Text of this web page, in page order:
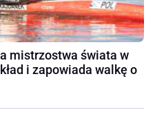
mistrzostwa świata w
i zapowiada walkę o